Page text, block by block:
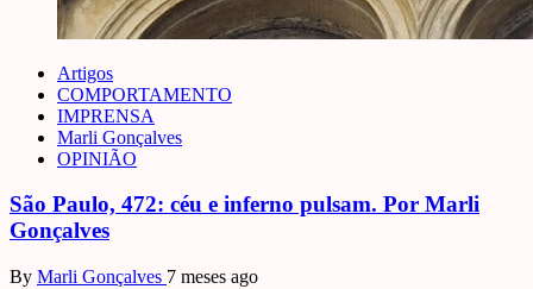
Artigos
COMPORTAMENTO
IMPRENSA
Marli Gonçalves
OPINIÃO
São Paulo, 472: céu e inferno pulsam. Por Marli
Gonçalves
By Marli Gonçalves 7 meses ago